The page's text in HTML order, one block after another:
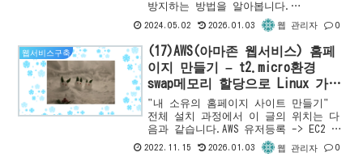
방지하는 방법을 알아봅니다.
CentOS7(Linux7) 환경에서 sshd 설정과
클라이언트 프로그램 설정을 변경하여
원활한 ssh 접속을 유지하세요.
2024.05.02 2026.01.03 웹 관리자 0
웹서비스구축
(17)AWS(아마존 웹서비스) 홈페
이지 만들기 – t2.micro환경
swap메모리 할당으로 Linux 가상
메모리 늘려주기
"내 소유의 홈페이지 사이트 만들기"
전체 설치 과정에서 이 글의 위치는 다
음과 같습니다.AWS 유저등록 -> EC2 인
스턴스 등록 -> EC2 인스턴스 확인 -
>PHP7설치 -> Apache HTTP Server
2022.11.15 2026.01.03 웹 관리자 0